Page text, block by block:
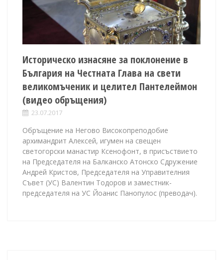
Историческо изнасяне за поклонение в
България на Честната Глава на свети
великомъченик и целител Пантелеймон
(видео обръщения)
23.07.2017
Обръщение на Негово Високопреподобие
архимандрит Алексей, игумен на свещен
светогорски манастир Ксенофонт, в присъствието
на Председателя на Балканско Атонско Сдружение
Андрей Кристов, Председателя на Управителния
Съвет (УС) Валентин Тодоров и заместник-
председателя на УС Йоанис Панопулос (преводач).